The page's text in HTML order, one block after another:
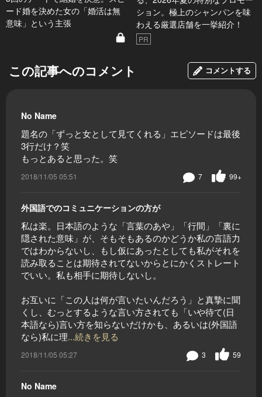
ード婚を決めた女の「婚活は無
意味」という主張
ション。極上のシャンパンを味
わえる厳選店舗を一挙紹介！
PR
この記事へのコメント コメントする
No Name
題名の「ずっと女として見てくれる」エピソードは最後
3行だけ？笑
もっとあると思った。笑
2018/11/05 05:51 99+
7
外国語でのコミュニケーションの方が
私は楽。日本語のような「言葉のあや」「行間」「裏に
隠された意味」が、そもそもあるのかどうか私の言語力
ではわからないし、もし仮にあったとしても私がそれを
読み取ることは期待されてないからとにかくストレート
でいい。私も相手に期待しないし。
お互いに「この人は何が言いたいんだろう」と真摯に聞
くし、むっとするような言い方されても「いや待て(日
本語なら)言い方を知らないだけかも、あるいは(外国語
なら)私に理...続きを見る
2018/11/05 05:27 59
3
No Name